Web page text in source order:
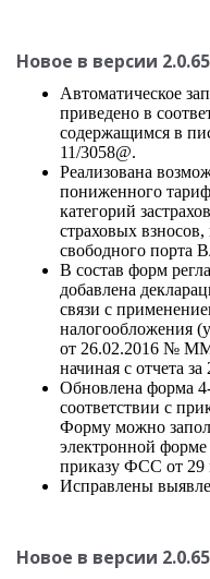
Новое в версии
Автоматическое
приведено в
содержащимся в
11/3058@.
Реализована
пониженного
категорий
страховых
свободного порта
В состав форм
добавлена
связи с
налогообложения
от 26.02.2016 №
начиная с отчета за
Обновлена форма
соответствии с
Форму можно
электронной форме
приказу ФСС от 29
Исправлены
Новое в версии